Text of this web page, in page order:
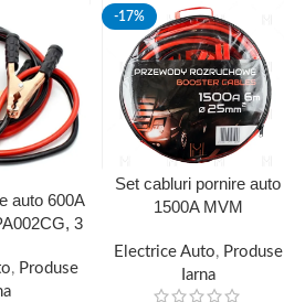
auto 600A
3
, Produse
-17%
Set cabluri pornire auto
1500A MVM
m, cleme izolate
Electrice Auto, Produse
Iarna